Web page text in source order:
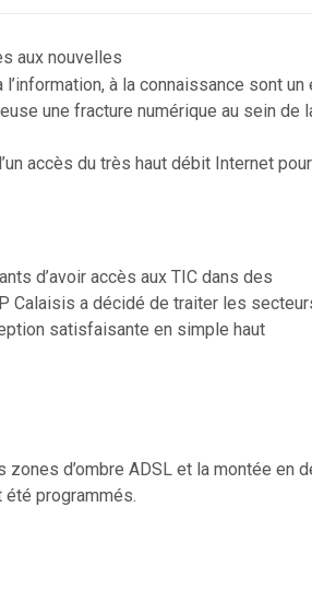
aux nouvelles
à la connaissance sont un
une fracture numérique au sein de
accès du très haut débit Internet
d’avoir accès aux TIC dans des
Calaisis a décidé de traiter les
satisfaisante en simple haut
d’ombre ADSL et la montée en
programmés.